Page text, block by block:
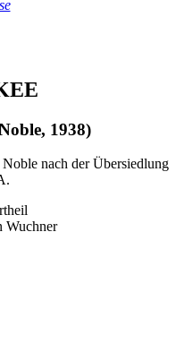
1938)
nach der Übersiedlung
Wuchner